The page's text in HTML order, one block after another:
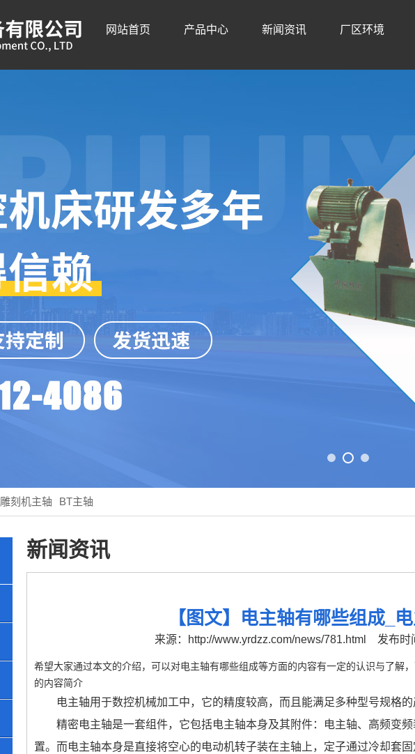
网站首页 产品中心 新闻资讯 厂区环境
雕刻机主轴 BT主轴
新闻资讯
【图文】电主轴有哪些组成_
来源： http://www.yrdzz.com/news/781.html 发布时
希望大家通过本文的介绍，可以对电主轴有哪些组成等方面的内容有一定的认识与了解
的内容简介
电主轴用于数控机械加工中，它的精度较高，而且能满足多种型号规格的
精密电主轴是一套组件，它包括电主轴本身及其附件：电主轴、高频变
置。而电主轴本身是直接将空心的电动机转子装在主轴上，定子通过冷却套